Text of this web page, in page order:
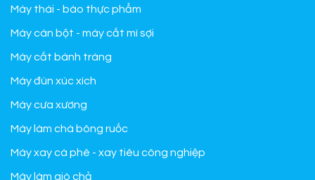
Máy thái - bào thực phẩm
Máy cán bột - máy cắt mì sợi
Máy cắt bánh tráng
Máy đùn xúc xích
Máy cưa xương
Máy làm chà bông ruốc
Máy xay cà phê - xay tiêu công nghiệp
Máy làm giò chả